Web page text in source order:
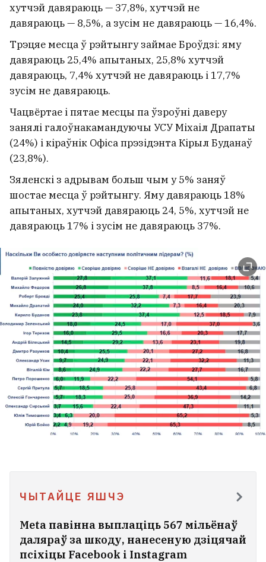
хутчэй давяраюць — 37,8%, хутчэй не
давяраюць — 8,5%, а зусім не давяраюць — 16,4%.
Трэцяе месца ў рэйтынгу займае Броўдзі: яму
давяраюць 25,4% апытаных, 25,8% хутчэй
давяраюць, 7,4% хутчэй не давяраюць і 17,7%
зусім не давяраюць.
Чацвёртае і пятае месцы па ўзроўні даверу
занялі галоўнакамандуючы УСУ Міхаіл Драпаты
(24%) і кіраўнік Офіса прэзідэнта Кірыл Буданаў
(23,8%).
Зяленскі з адрывам больш чым у 5% заняў
шостае месца ў рэйтынгу. Яму давяраюць 18%
апытаных, хутчэй давяраюць 24, 5%, хутчэй не
давяраюць 17% і зусім не давяраюць 37%.
ЧЫТАЙЦЕ ЯШЧЭ
Meta павінна выплаціць 567 мільёнаў
даляраў за шкоду, нанесеную дзіцячай
псіхіцы Facebook і Instagram